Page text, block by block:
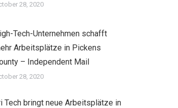
28, 2020
Tech-Unternehmen schafft
Arbeitsplätze in Pickens
– Independent Mail
28, 2020
Tech bringt neue Arbeitsplätze in